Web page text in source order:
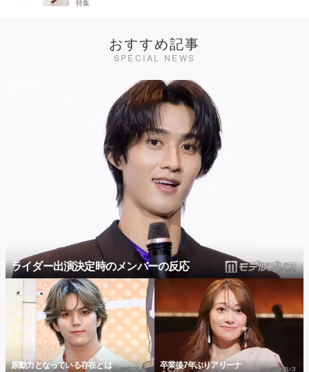
特集
おすすめ記事
SPECIAL NEWS
ライダー出演決定時のメンバーの反応
原動力となっている存在とは 卒業後7年ぶりアリーナ